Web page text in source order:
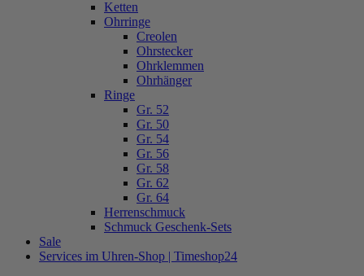
Ketten
Ohrringe
Creolen
Ohrstecker
Ohrklemmen
Ohrhänger
Ringe
Gr. 52
Gr. 50
Gr. 54
Gr. 56
Gr. 58
Gr. 62
Gr. 64
Herrenschmuck
Schmuck Geschenk-Sets
Sale
Services im Uhren-Shop | Timeshop24